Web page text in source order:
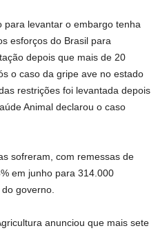
para levantar o embargo tenha
esforços do Brasil para
depois que mais de 20
o caso da gripe ave no estado
restrições foi levantada depois
Animal declarou o caso
sofreram, com remessas de
em junho para 314.000
governo.
anunciou que mais sete